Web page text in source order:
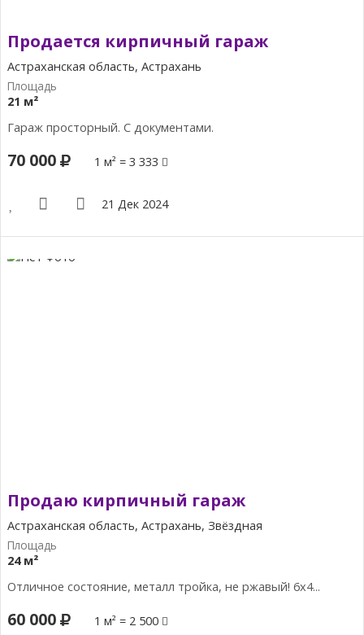
Продается кирпичный гараж
Астраханская область, Астрахань
21 м²
Гараж просторный. С документами.
70 000 1 м² = 3 333
21 Дек 2024
Продаю кирпичный гараж
Астраханская область, Астрахань, Звёздная
24 м²
Отличное состояние, металл тройка, не ржавый! 6х4...
60 000 1 м² = 2 500